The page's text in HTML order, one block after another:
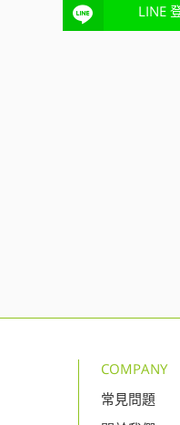
LINE
COMPANY
常見問題